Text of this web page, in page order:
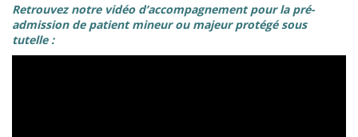
Retrouvez notre vidéo d’accompagnement pour la pré-
admission de patient mineur ou majeur protégé sous
tutelle :